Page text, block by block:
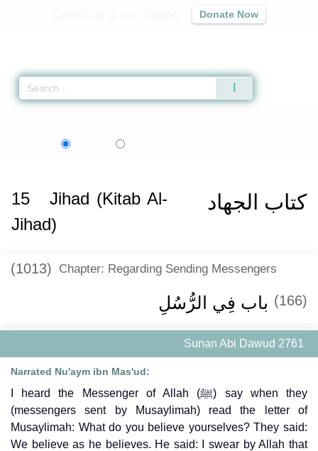
Donate Now
كتاب الجهاد 15
Jihad (Kitab Al-
Jihad)
(1013) Chapter: Regarding Sending Messengers
(166) باب فِي الرُّسُلِ
Sunan Abi Dawud 2761
Narrated Nu'aym ibn Mas'ud:
I heard the Messenger of Allah (ﷺ) say when they
(messengers sent by Musaylimah) read the letter of
Musaylimah: What do you believe yourselves? They said:
We believe as he believes. He said: I swear by Allah that